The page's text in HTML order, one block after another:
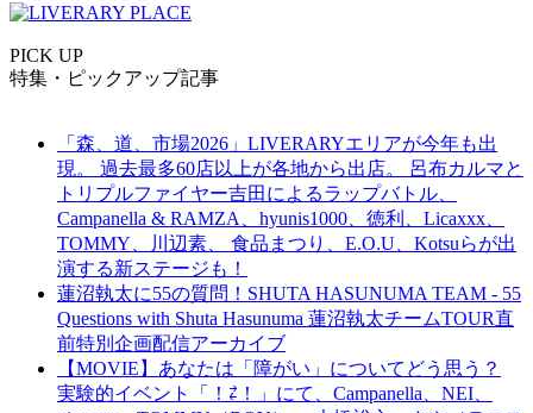
PICK UP
特集・ピックアップ記事
「森、道、市場2026」LIVERARYエリアが今年も出
現。 過去最多60店以上が各地から出店。 呂布カルマと
トリプルファイヤー吉田によるラップバトル、
Campanella & RAMZA、hyunis1000、徳利、Licaxxx、
TOMMY、川辺素、 食品まつり、E.O.U、Kotsuらが出
演する新ステージも！
蓮沼執太に55の質問！SHUTA HASUNUMA TEAM - 55
Questions with Shuta Hasunuma 蓮沼執太チームTOUR直
前特別企画配信アーカイブ
【MOVIE】あなたは「障がい」についてどう思う？
実験的イベント「！⇄！」にて、Campanella、NEI、